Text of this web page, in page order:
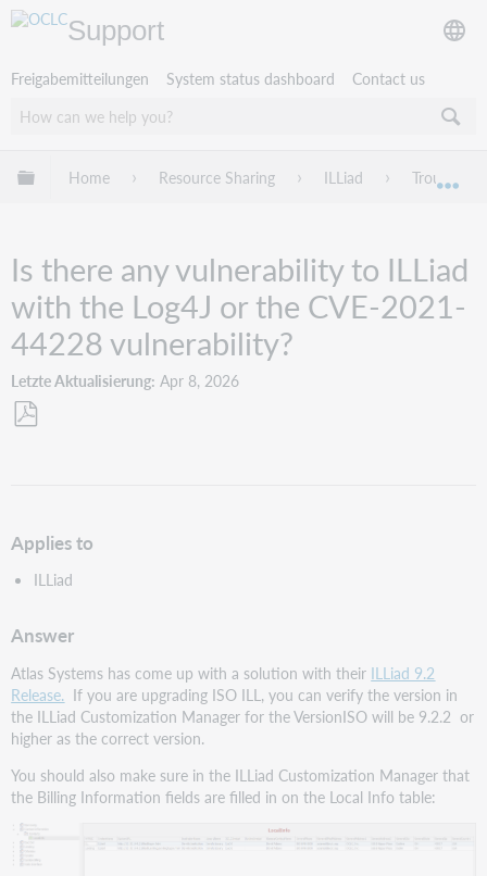
Support
Freigabemitteilungen System status dashboard Contact us
Globale Hierarchie expandieren/verbergen
Home Resource Sharing ILLiad
Is there any vulnerability to ILLiad
with the Log4J or the CVE-2021-
44228 vulnerability?
Letzte Aktualisierung Apr 8, 2026
Applies to
ILLiad
Answer
Atlas Systems has come up with a solution with their ILLiad 9.2
Release. If you are upgrading ISO ILL, you can verify the version in
the ILLiad Customization Manager for the VersionISO will be 9.2.2 or
higher as the correct version.
You should also make sure in the ILLiad Customization Manager that
the Billing Information fields are filled in on the Local Info table: